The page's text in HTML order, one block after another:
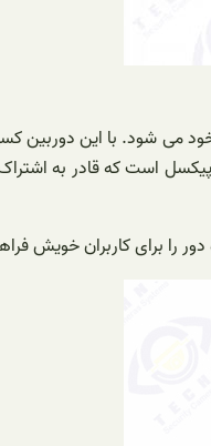
گوشه های اطراف خود می شود.
مجهز است و قادر به دنبال کردن سوژه متحرک در محیط می شود‌. این